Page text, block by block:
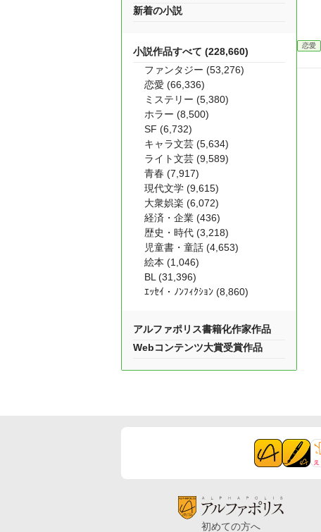
恋愛
新着の小説
小説作品すべて (228,660)
ファンタジー (53,276)
恋愛 (66,336)
ミステリー (5,380)
ホラー (8,500)
SF (6,732)
キャラ文芸 (5,634)
ライト文芸 (9,589)
青春 (7,917)
現代文学 (9,615)
大衆娯楽 (6,072)
経済・企業 (436)
歴史・時代 (3,218)
児童書・童話 (4,653)
絵本 (1,046)
BL (31,396)
ｴｯｾｲ・ﾉﾝﾌｨｸｼｮﾝ (8,860)
アルファポリス書籍化作家作品
Webコンテンツ大賞受賞作品
初めての方へ